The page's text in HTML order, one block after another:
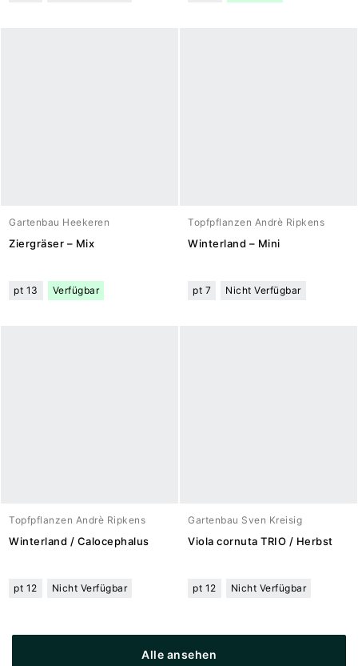
Gartenbau Heekeren
Ziergräser – Mix
pt 13 Verfügbar
Topfpflanzen Andrè Ripkens
Winterland – Mini
pt 7 Nicht Verfügbar
Topfpflanzen Andrè Ripkens
Winterland / Calocephalus
pt 12 Nicht Verfügbar
Gartenbau Sven Kreisig
Viola cornuta TRIO / Herbst
pt 12 Nicht Verfügbar
Alle ansehen